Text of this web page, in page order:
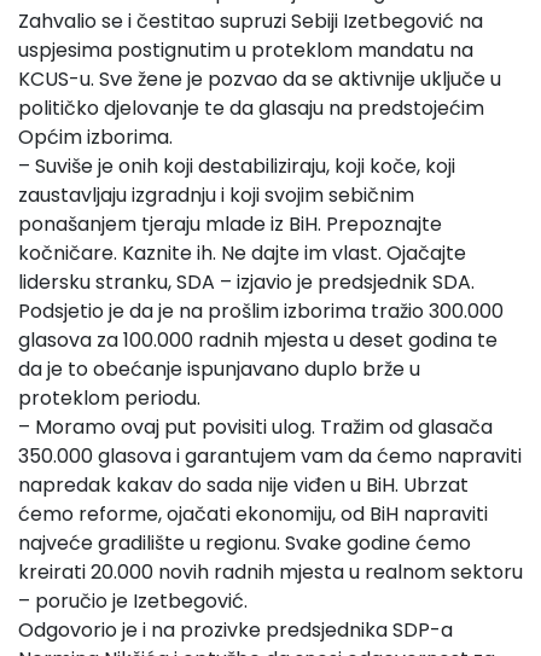
Zahvalio se i čestitao supruzi Sebiji Izetbegović na
uspjesima postignutim u proteklom mandatu na
KCUS-u. Sve žene je pozvao da se aktivnije uključe u
političko djelovanje te da glasaju na predstojećim
Općim izborima.
– Suviše je onih koji destabiliziraju, koji koče, koji
zaustavljaju izgradnju i koji svojim sebičnim
ponašanjem tjeraju mlade iz BiH. Prepoznajte
kočničare. Kaznite ih. Ne dajte im vlast. Ojačajte
lidersku stranku, SDA – izjavio je predsjednik SDA.
Podsjetio je da je na prošlim izborima tražio 300.000
glasova za 100.000 radnih mjesta u deset godina te
da je to obećanje ispunjavano duplo brže u
proteklom periodu.
– Moramo ovaj put povisiti ulog. Tražim od glasača
350.000 glasova i garantujem vam da ćemo napraviti
napredak kakav do sada nije viđen u BiH. Ubrzat
ćemo reforme, ojačati ekonomiju, od BiH napraviti
najveće gradilište u regionu. Svake godine ćemo
kreirati 20.000 novih radnih mjesta u realnom sektoru
– poručio je Izetbegović.
Odgovorio je i na prozivke predsjednika SDP-a